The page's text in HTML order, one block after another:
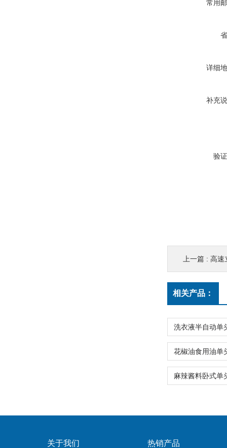
常用
详细
补充
验
上一篇 : 高速
相关产品：
关于我们 热销产品